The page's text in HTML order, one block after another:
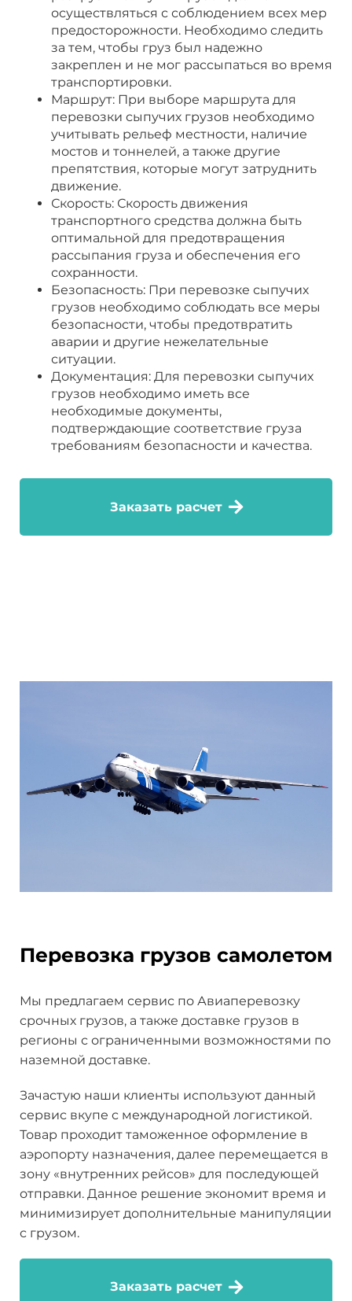
осуществляться с соблюдением всех мер
предосторожности. Необходимо следить
за тем, чтобы груз был надежно
закреплен и не мог рассыпаться во время
транспортировки.
Маршрут: При выборе маршрута для
перевозки сыпучих грузов необходимо
учитывать рельеф местности, наличие
мостов и тоннелей, а также другие
препятствия, которые могут затруднить
движение.
Скорость: Скорость движения
транспортного средства должна быть
оптимальной для предотвращения
рассыпания груза и обеспечения его
сохранности.
Безопасность: При перевозке сыпучих
грузов необходимо соблюдать все меры
безопасности, чтобы предотвратить
аварии и другие нежелательные
ситуации.
Документация: Для перевозки сыпучих
грузов необходимо иметь все
необходимые документы,
подтверждающие соответствие груза
требованиям безопасности и качества.
Заказать расчет
Перевозка грузов самолетом
Мы предлагаем сервис по Авиаперевозку
срочных грузов, а также доставке грузов в
регионы с ограниченными возможностями по
наземной доставке.
Зачастую наши клиенты используют данный
сервис вкупе с международной логистикой.
Товар проходит таможенное оформление в
аэропорту назначения, далее перемещается в
зону «внутренних рейсов» для последующей
отправки. Данное решение экономит время и
минимизирует дополнительные манипуляции
с грузом.
Заказать расчет